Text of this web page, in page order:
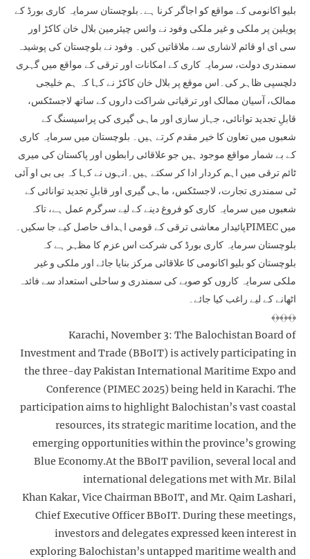
بلیو اکانومی کے مواقع کو اجاگر کرنا ہے۔بلوچستان سرمایہ کاری بورڈ کے
پویلین پر ملکی و غیر ملکی وفود نے وائس چیئرمین بلال خان کاکڑ اور
سی ای او قائم لاشاری سے ملاقاتیں کیں۔ وفود نے بلوچستان کی پوشیدہ
سمندری دولت، سرمایہ کاری کے امکانات اور ترقی کے مواقع میں گہری
دلچسپی ظاہر کی۔اس موقع پر بلال خان کاکڑ نے کہا کہ ہم خلیجی
ممالک، آسیان ممالک اور ترقیاتی شراکت داروں کے ساتھ لاجسٹکس،
قابلِ تجدید توانائی، جہاز سازی اور ماہی گیری کی پراسیسنگ کے
شعبوں میں تعاون کا خیر مقدم کرتے ہیں۔ بلوچستان میں سرمایہ کاری
کے بے شمار مواقع موجود ہیں جو علاقائی رابطوں اور پاکستان کی میری
ٹائم ترقی میں اہم کردار ادا کر سکتے ہیں۔انہوں نے کہا کہ بی بی او آئی
ٹی سمندری تجارت، لاجسٹکس، ماہی گیری اور قابلِ تجدید توانائی کے
شعبوں میں سرمایہ کاری کو فروغ دینے کے لیے سرگرم عمل ہے، تاکہ
پائیدار معاشی ترقی کے قومی اہداف حاصل کیے جا سکیں۔PIMEC میں
بلوچستان سرمایہ کاری بورڈ کی شرکت اس عزم کا مظہر ہے کہ
بلوچستان کو بلیو اکانومی کا علاقائی مرکز بنایا جائے اور ملکی و غیر
ملکی سرمایہ کاروں کو صوبے کی سمندری و ساحلی استعداد سے فائدہ
اٹھانے کے لیے راغب کیا جائے۔
﴾﴿﴾﴿﴾﴿
Karachi, November 3: The Balochistan Board of
Investment and Trade (BBoIT) is actively participating in
the three-day Pakistan International Maritime Expo and
Conference (PIMEC 2025) being held in Karachi. The
participation aims to highlight Balochistan’s vast coastal
resources, its strategic maritime location, and the
emerging opportunities within the province’s growing
Blue Economy.At the BBoIT pavilion, several local and
international delegations met with Mr. Bilal
Khan Kakar, Vice Chairman BBoIT, and Mr. Qaim Lashari,
Chief Executive Officer BBoIT. During these meetings,
investors and delegates expressed keen interest in
exploring Balochistan’s untapped maritime wealth and